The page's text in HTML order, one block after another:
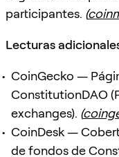
participantes. (
Lecturas
CoinGecko —
ConstitutionDAO
exchanges). (
CoinDesk —
de fondos de